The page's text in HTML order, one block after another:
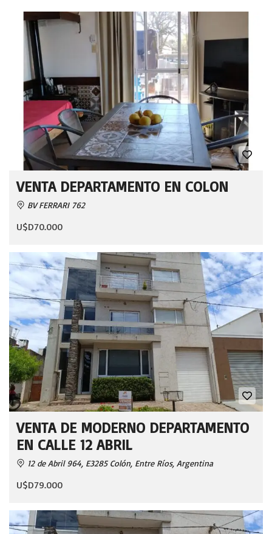
VENTA DEPARTAMENTO EN COLON
BV FERRARI 762
U$D70.000
VENTA DE MODERNO DEPARTAMENTO
EN CALLE 12 ABRIL
12 de Abril 964, E3285 Colón, Entre Ríos, Argentina
U$D79.000